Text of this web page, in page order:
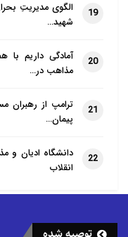
19
الگوی مدیریتِ
شهید…
20
آمادگی داریم با
مذاهب در…
21
ترامپ از رهبران
پیمان…
22
دانشگاه ادیان و
انقلاب